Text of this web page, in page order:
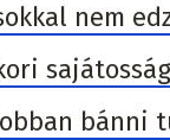
nem
bánni